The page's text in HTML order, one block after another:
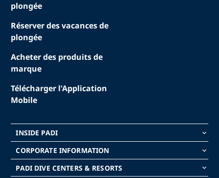
plongée
Réserver des vacances de
plongée
Acheter des produits de
marque
Télécharger l'Application
Mobile
INSIDE PADI keyboard_arrow_down
CORPORATE INFORMATION keyboard_arrow_down
PADI DIVE CENTERS & RESORTS keyboard_arrow_down